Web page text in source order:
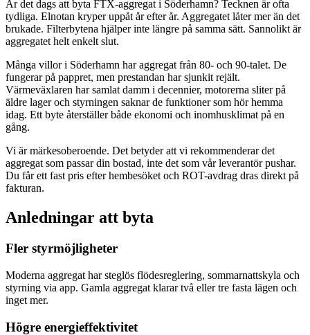
Är det dags att byta FTX-aggregat i Söderhamn? Tecknen är ofta
tydliga. Elnotan kryper uppåt år efter år. Aggregatet låter mer än det
brukade. Filterbytena hjälper inte längre på samma sätt. Sannolikt är
aggregatet helt enkelt slut.
Många villor i Söderhamn har aggregat från 80- och 90-talet. De
fungerar på pappret, men prestandan har sjunkit rejält.
Värmeväxlaren har samlat damm i decennier, motorerna sliter på
äldre lager och styrningen saknar de funktioner som hör hemma
idag. Ett byte återställer både ekonomi och inomhusklimat på en
gång.
Vi är märkesoberoende. Det betyder att vi rekommenderar det
aggregat som passar din bostad, inte det som vår leverantör pushar.
Du får ett fast pris efter hembesöket och ROT-avdrag dras direkt på
fakturan.
Anledningar att byta
Fler styrmöjligheter
Moderna aggregat har steglös flödesreglering, sommarnattskyla och
styrning via app. Gamla aggregat klarar två eller tre fasta lägen och
inget mer.
Högre energieffektivitet